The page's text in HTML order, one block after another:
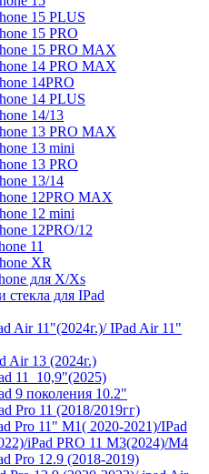
15 PLUS
15 PRO
15 PRO MAX
14 PRO MAX
14PRO
14 PLUS
14/13
13 PRO MAX
13 mini
13 PRO
13/14
12PRO MAX
12 mini
12PRO/12
11
XR
для X/Xs
для IPad
Air 11"(2024г.)/ IPad Air 11"
Air 13 (2024г.)
11_10,9"(2025)
9 поколения 10.2"
Pro 11 (2018/2019гг)
Pro 11" М1( 2020-2021)/IPad
iPad PRO 11 M3(2024)/M4
Pro 12.9 (2018-2019)